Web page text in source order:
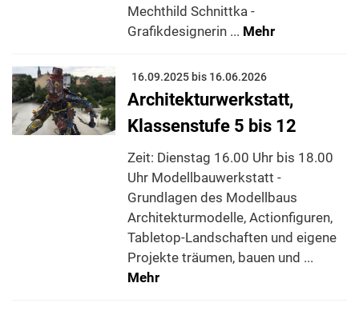
Mechthild Schnittka -
Grafikdesignerin ... Mehr
16.09.2025 bis 16.06.2026
Architekturwerkstatt,
Klassenstufe 5 bis 12
Zeit: Dienstag 16.00 Uhr bis 18.00
Uhr Modellbauwerkstatt -
Grundlagen des Modellbaus
Architekturmodelle, Actionfiguren,
Tabletop-Landschaften und eigene
Projekte träumen, bauen und ...
Mehr